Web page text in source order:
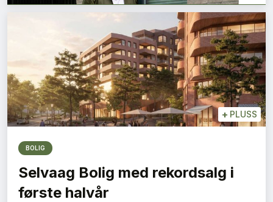
LES NYESTE UTGIVELSE HER
+ PLUSS
BOLIG
Selvaag Bolig med rekordsalg i
første halvår